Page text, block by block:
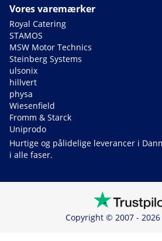
Vores varemærker
Royal Catering
STAMOS
MSW Motor Technics
Steinberg Systems
ulsonix
hillvert
physa
Wiesenfield
Fromm & Starck
Uniprodo
Hurtige og pålidelige leverancer i
i alle faser.
Copyright © 2007 -